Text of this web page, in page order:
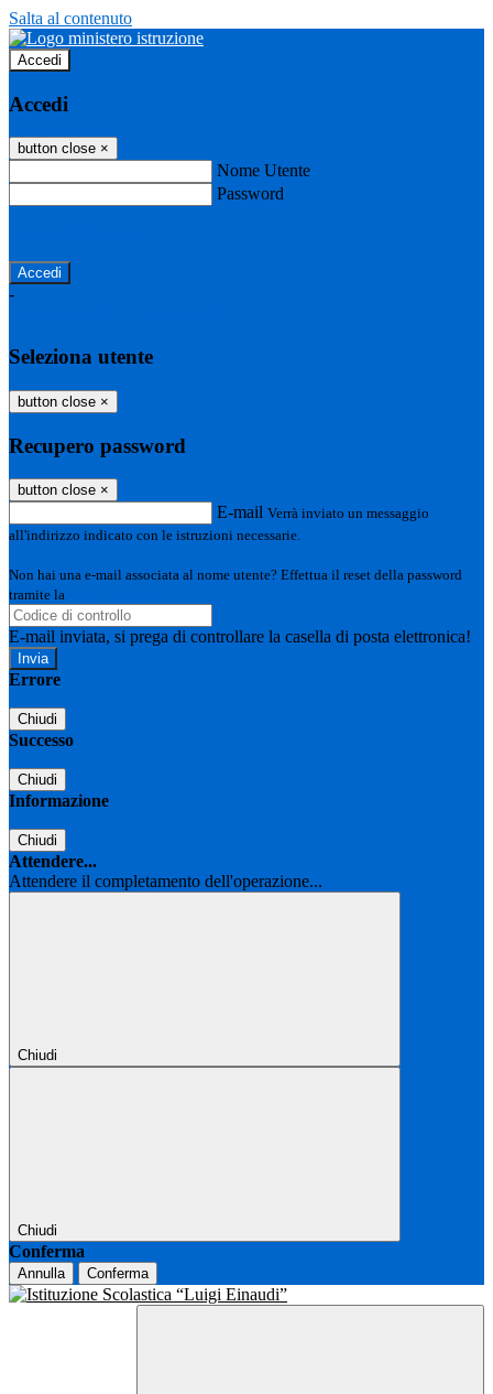
Salta al contenuto
Accedi
Accedi
button close ×
Nome Utente
Password
-
Seleziona utente
button close ×
Recupero password
button close ×
E-mail Verrà inviato un messaggio
all'indirizzo indicato con le istruzioni necessarie.
Non hai una e-mail associata al nome utente? Effettua il reset della password
tramite la
E-mail inviata, si prega di controllare la casella di posta elettronica!
Errore
Chiudi
Successo
Chiudi
Informazione
Chiudi
Attendere...
Attendere il completamento dell'operazione...
Chiudi
Chiudi
Conferma
Annulla Conferma